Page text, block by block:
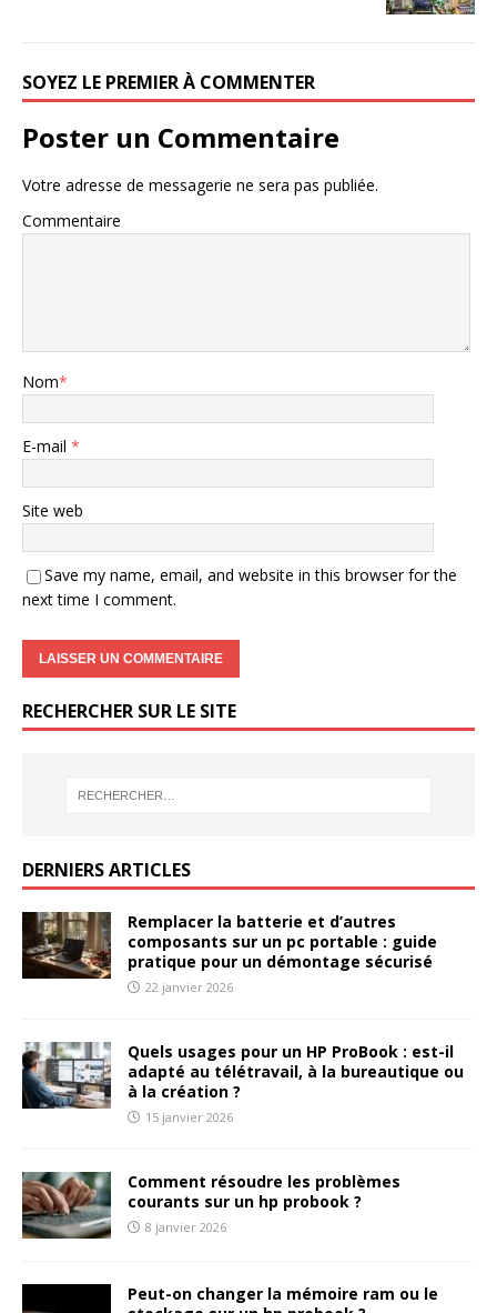
SOYEZ LE PREMIER À COMMENTER
Poster un Commentaire
Votre adresse de messagerie ne sera pas publiée.
Commentaire
Nom*
E-mail *
Site web
Save my name, email, and website in this browser for the
next time I comment.
RECHERCHER SUR LE SITE
DERNIERS ARTICLES
Remplacer la batterie et d’autres
composants sur un pc portable : guide
pratique pour un démontage sécurisé
22 janvier 2026
Quels usages pour un HP ProBook : est-il
adapté au télétravail, à la bureautique ou
à la création ?
15 janvier 2026
Comment résoudre les problèmes
courants sur un hp probook ?
8 janvier 2026
Peut-on changer la mémoire ram ou le